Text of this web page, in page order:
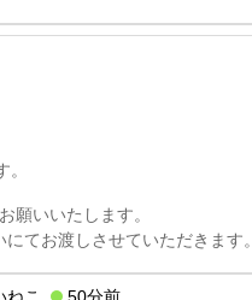
願いいたします。
てお渡しさせていただきます。